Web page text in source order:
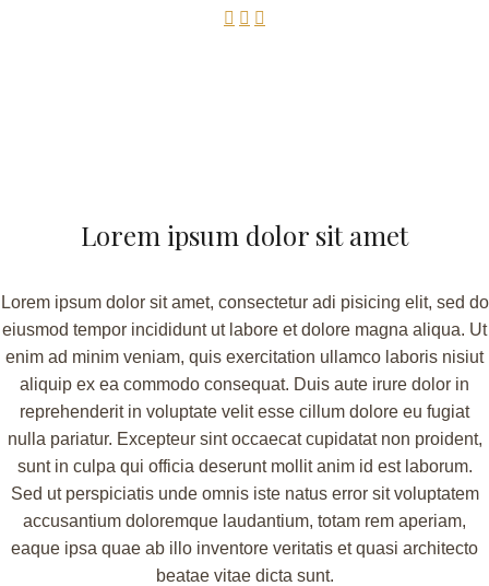
  
Lorem ipsum dolor sit amet
Lorem ipsum dolor sit amet, consectetur adi pisicing elit, sed do
eiusmod tempor incididunt ut labore et dolore magna aliqua. Ut
enim ad minim veniam, quis exercitation ullamco laboris nisiut
aliquip ex ea commodo consequat. Duis aute irure dolor in
reprehenderit in voluptate velit esse cillum dolore eu fugiat
nulla pariatur. Excepteur sint occaecat cupidatat non proident,
sunt in culpa qui officia deserunt mollit anim id est laborum.
Sed ut perspiciatis unde omnis iste natus error sit voluptatem
accusantium doloremque laudantium, totam rem aperiam,
eaque ipsa quae ab illo inventore veritatis et quasi architecto
beatae vitae dicta sunt.